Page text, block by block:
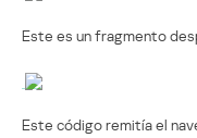
Este es un fragmento
Este código remitía el